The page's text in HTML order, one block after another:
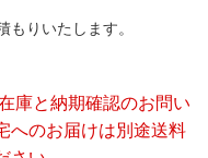
りいたします。
庫と納期確認のお問い
へのお届けは別途送料